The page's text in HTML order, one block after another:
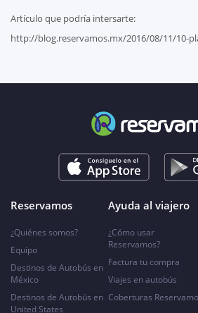
Artículo que podría intersarte:
http://blog.reservamos.mx/2016/08/11/10-
Reservamos
¿Quiénes somos?
Equipo
Destinos de Autobús en
México
Destinos de Autobús en
United States
Ayuda al viajero
¿Cómo usar
Reservamos?
Factura tu compra
Viajes en autobús
Coberturas